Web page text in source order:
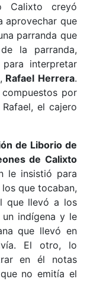
Calixto creyó
aprovechar que
parranda que
la parranda,
interpretar
Rafael Herrera.
por
el cajero
de Liborio de
de Calixto
le insistió para
que tocaban,
que llevó a los
indígena y le
que llevó en
El otro, lo
en él notas
no emitía el